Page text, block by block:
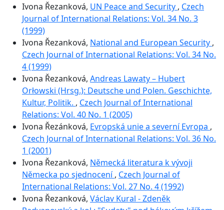
Ivona Řezanková, UN Peace and Security , Czech
Journal of International Relations: Vol. 34 No. 3
(1999)
Ivona Řezanková, National and European Security ,
Czech Journal of International Relations: Vol. 34 No.
4 (1999)
Ivona Řezanková, Andreas Lawaty – Hubert
Orłowski (Hrsg.): Deutsche und Polen. Geschichte,
Kultur, Politik. , Czech Journal of International
Relations: Vol. 40 No. 1 (2005)
Ivona Řezánková, Evropská unie a severní Evropa ,
Czech Journal of International Relations: Vol. 36 No.
1 (2001)
Ivona Řezanková, Německá literatura k vývoji
Německa po sjednocení, Czech Journal of
International Relations: Vol. 27 No. 4 (1992)
Ivona Řezanková, Václav Kural - Zdeněk